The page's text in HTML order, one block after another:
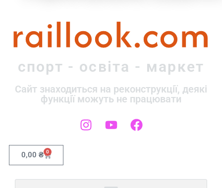
raillook.com
спорт - освіта - маркет
Сайт знаходиться на реконструкції, деякі
функції можуть не працювати
0,00 ₴ 0